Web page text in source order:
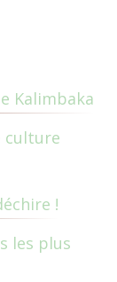
Kalimbaka
culture
!
les plus